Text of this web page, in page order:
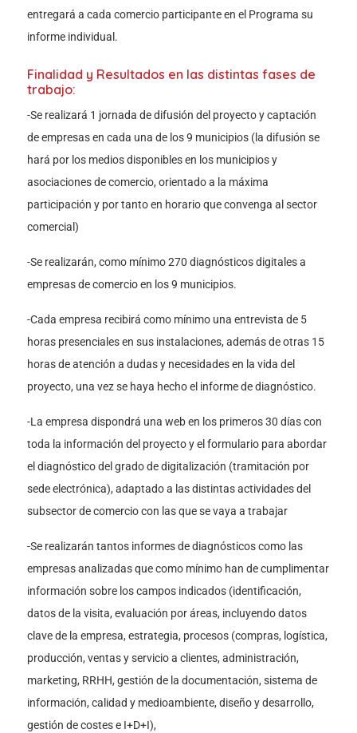
entregará a cada comercio participante en el Programa su
informe individual.
Finalidad y Resultados en las distintas fases de
trabajo:
-Se realizará 1 jornada de difusión del proyecto y captación
de empresas en cada una de los 9 municipios (la difusión se
hará por los medios disponibles en los municipios y
asociaciones de comercio, orientado a la máxima
participación y por tanto en horario que convenga al sector
comercial)
-Se realizarán, como mínimo 270 diagnósticos digitales a
empresas de comercio en los 9 municipios.
-Cada empresa recibirá como mínimo una entrevista de 5
horas presenciales en sus instalaciones, además de otras 15
horas de atención a dudas y necesidades en la vida del
proyecto, una vez se haya hecho el informe de diagnóstico.
-La empresa dispondrá una web en los primeros 30 días con
toda la información del proyecto y el formulario para abordar
el diagnóstico del grado de digitalización (tramitación por
sede electrónica), adaptado a las distintas actividades del
subsector de comercio con las que se vaya a trabajar
-Se realizarán tantos informes de diagnósticos como las
empresas analizadas que como mínimo han de cumplimentar
información sobre los campos indicados (identificación,
datos de la visita, evaluación por áreas, incluyendo datos
clave de la empresa, estrategia, procesos (compras, logística,
producción, ventas y servicio a clientes, administración,
marketing, RRHH, gestión de la documentación, sistema de
información, calidad y medioambiente, diseño y desarrollo,
gestión de costes e I+D+I),